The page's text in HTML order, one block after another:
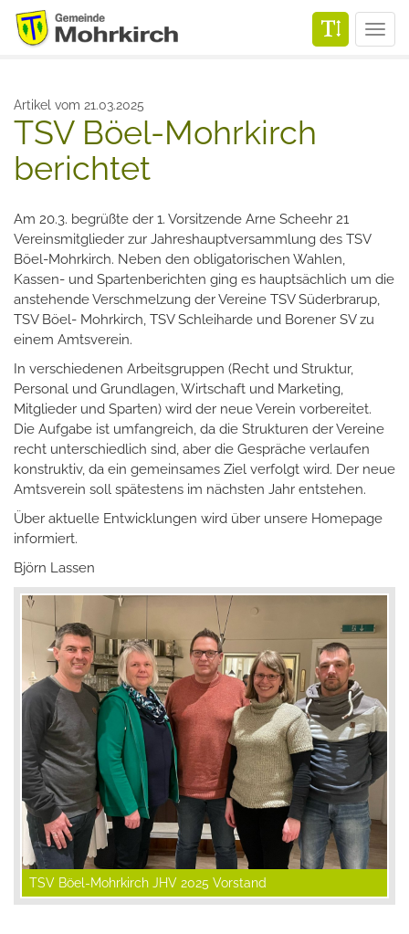
Artikel vom 21.03.2025
TSV Böel-Mohrkirch
berichtet
Am 20.3. begrüßte der 1. Vorsitzende Arne Scheehr 21
Vereinsmitglieder zur Jahreshauptversammlung des TSV
Böel-Mohrkirch. Neben den obligatorischen Wahlen,
Kassen- und Spartenberichten ging es hauptsächlich um die
anstehende Verschmelzung der Vereine TSV Süderbrarup,
TSV Böel- Mohrkirch, TSV Schleiharde und Borener SV zu
einem Amtsverein.
In verschiedenen Arbeitsgruppen (Recht und Struktur,
Personal und Grundlagen, Wirtschaft und Marketing,
Mitglieder und Sparten) wird der neue Verein vorbereitet.
Die Aufgabe ist umfangreich, da die Strukturen der Vereine
recht unterschiedlich sind, aber die Gespräche verlaufen
konstruktiv, da ein gemeinsames Ziel verfolgt wird. Der neue
Amtsverein soll spätestens im nächsten Jahr entstehen.
Über aktuelle Entwicklungen wird über unsere Homepage
informiert.
Björn Lassen
TSV Böel-Mohrkirch JHV 2025 Vorstand